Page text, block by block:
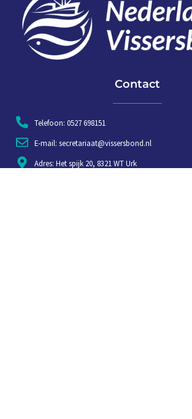
Contact
Telefoon: 0527 698151
E-mail: secretariaat@vissersbond.nl
Adres: Het spijk 20, 8321 WT Urk